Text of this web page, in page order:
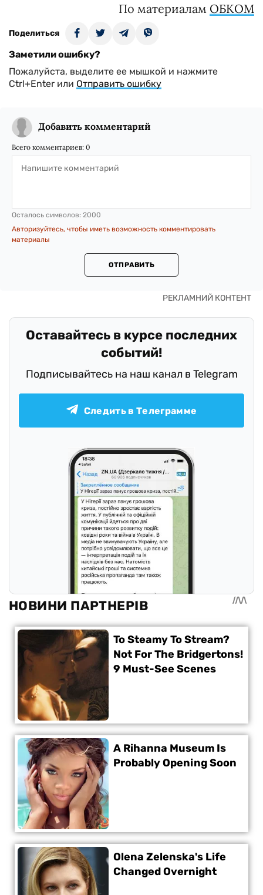
По материалам ОБКОМ
Поделиться
Заметили ошибку?
Пожалуйста, выделите ее мышкой и нажмите
Ctrl+Enter или Отправить ошибку
Добавить комментарий
Всего комментариев: 0
Осталось символов: 2000
Авторизуйтесь, чтобы иметь возможность комментировать
материалы
ОТПРАВИТЬ
Оставайтесь в курсе последних
событий!
Подписывайтесь на наш канал в Telegram
Следить в Телеграмме